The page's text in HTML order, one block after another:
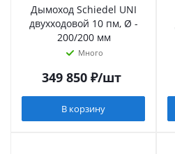
Дымоход Schiedel UNI
двухходовой 10 пм, Ø -
200/200 мм
Много
349 850₽/шт
В корзину